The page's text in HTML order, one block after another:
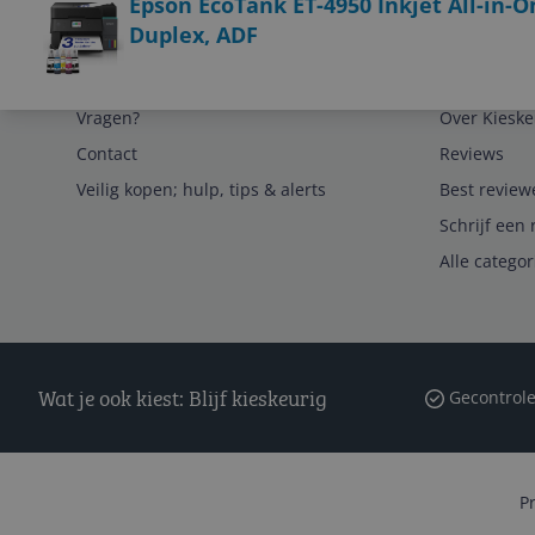
Duplex, ADF
Service
Vragen?
Contact
Veilig kopen; hulp, tips & alerts
Over
Reviews
Best
Schrijf een
Alle
Wat je ook kiest: Blijf kieskeurig